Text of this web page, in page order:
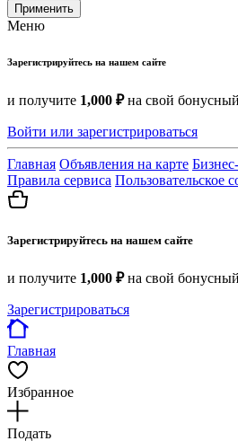
Применить
Меню
Зарегистрируйтесь на нашем сайте
и получите 1,000 ₽на свой
Войти или зарегистрироваться
Главная Объявления на карте
Правила сервиса Пользовательское
Зарегистрируйтесь на нашем сайте
и получите 1,000 ₽на свой
Зарегистрироваться
Главная
Избранное
Подать